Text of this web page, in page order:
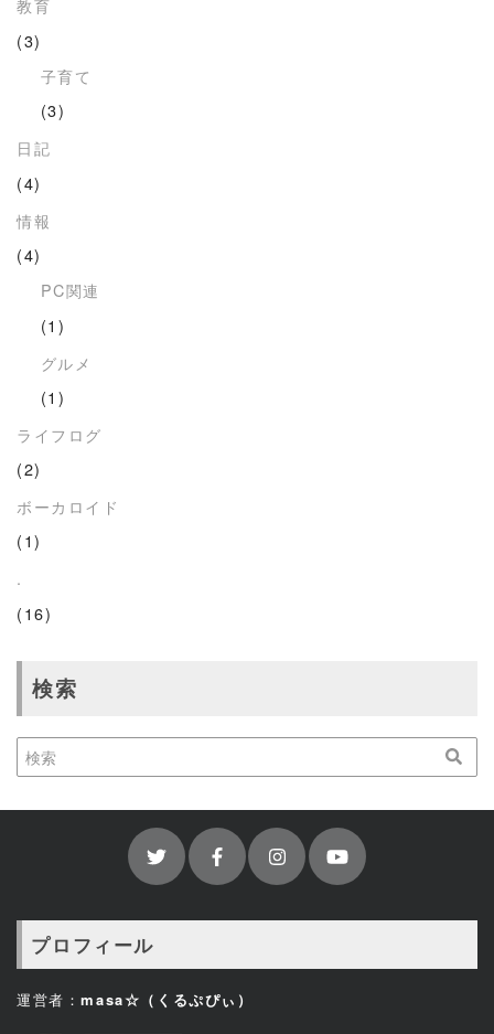
教育
(3)
子育て
(3)
日記
(4)
情報
(4)
PC関連
(1)
グルメ
(1)
ライフログ
(2)
ボーカロイド
(1)
.
(16)
検索
プロフィール
運営者：masa☆（くるぷぴぃ）